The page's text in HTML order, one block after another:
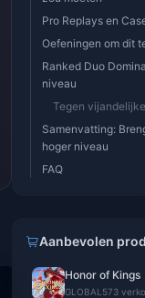
8000 Tokens
€ 133.22
Nu kopen
Pro Replays en
Oefeningen om dit
Ranked Duo
niveau
Tegen
Samenvatting:
hoger niveau
FAQ
Aanbevolen
Honor of Kings
GLOBAL 573